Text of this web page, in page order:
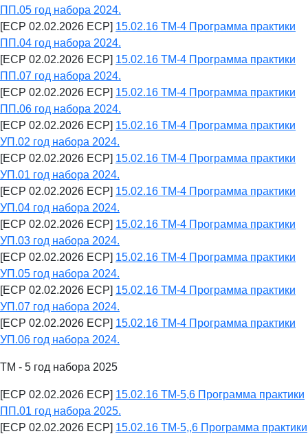
ПП.05 год набора 2024.
[ECP 02.02.2026 ECP] 15.02.16 ТМ-4 Программа практики
ПП.04 год набора 2024.
[ECP 02.02.2026 ECP] 15.02.16 ТМ-4 Программа практики
ПП.07 год набора 2024.
[ECP 02.02.2026 ECP] 15.02.16 ТМ-4 Программа практики
ПП.06 год набора 2024.
[ECP 02.02.2026 ECP] 15.02.16 ТМ-4 Программа практики
УП.02 год набора 2024.
[ECP 02.02.2026 ECP] 15.02.16 ТМ-4 Программа практики
УП.01 год набора 2024.
[ECP 02.02.2026 ECP] 15.02.16 ТМ-4 Программа практики
УП.04 год набора 2024.
[ECP 02.02.2026 ECP] 15.02.16 ТМ-4 Программа практики
УП.03 год набора 2024.
[ECP 02.02.2026 ECP] 15.02.16 ТМ-4 Программа практики
УП.05 год набора 2024.
[ECP 02.02.2026 ECP] 15.02.16 ТМ-4 Программа практики
УП.07 год набора 2024.
[ECP 02.02.2026 ECP] 15.02.16 ТМ-4 Программа практики
УП.06 год набора 2024.
ТМ - 5 год набора 2025
[ECP 02.02.2026 ECP] 15.02.16 ТМ-5,6 Программа практики
ПП.01 год набора 2025.
[ECP 02.02.2026 ECP] 15.02.16 ТМ-5,,6 Программа практики